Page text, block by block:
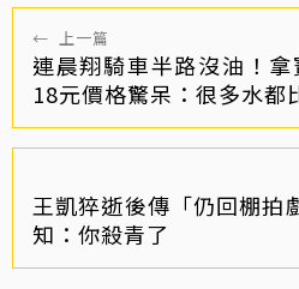
← 上一篇
連晨翔騎車半路沒油！
18元價格驚呆：很多水都
王凱猝逝後傳「仍回棚
知：你殺青了